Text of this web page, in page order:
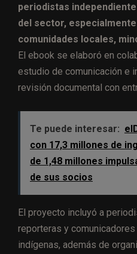
periodistas
del sector,
comunidades locales,
El ebook se elaboró en
estudio de comunicación e
revisión documental con
Te puede interesar:
con 17,3 millones de
de 1,48 millones
de sus socios
El proyecto incluyó a
reporteras y
indígenas, además de